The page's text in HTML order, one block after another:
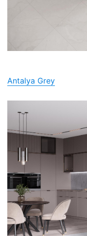
Antalya Grey